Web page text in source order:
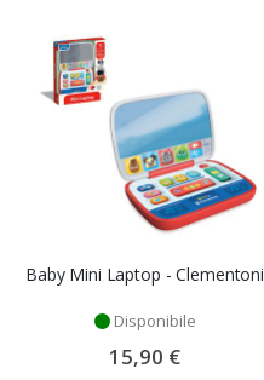
Baby Mini Laptop - Clementoni
Disponibile
15,90 €